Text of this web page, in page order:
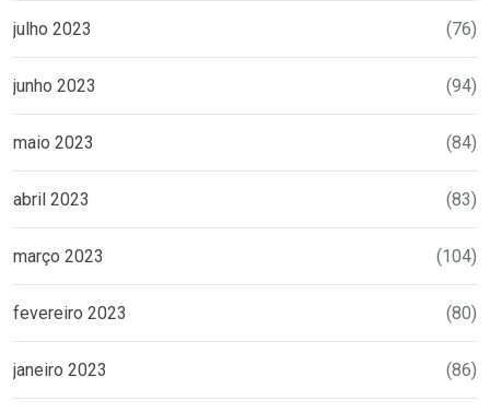
julho 2023 (76)
junho 2023 (94)
maio 2023 (84)
abril 2023 (83)
março 2023 (104)
fevereiro 2023 (80)
janeiro 2023 (86)